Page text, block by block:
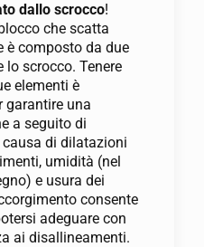
dallo scrocco!
che scatta
è composto da due
lo scrocco. Tenere
elementi è
garantire una
a seguito di
di dilatazioni
umidità (nel
e usura dei
consente
adeguare con
ai disallineamenti.